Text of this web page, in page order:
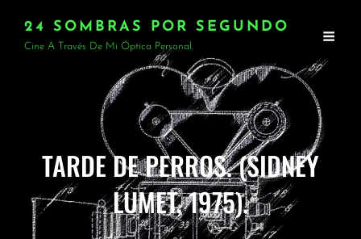
24 SOMBRAS POR SEGUNDO
Cine A Través De Mi Óptica Personal.
TARDE DE PERROS. (SIDNEY
LUMET, 1975).